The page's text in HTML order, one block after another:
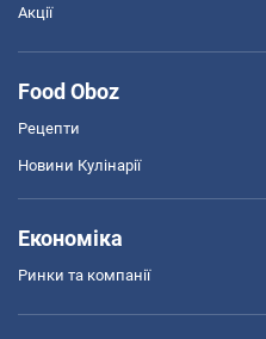
Акції
Food Oboz
Рецепти
Новини Кулінарії
Економіка
Ринки та компанії